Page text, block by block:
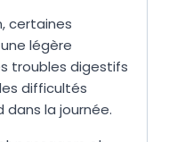
certaines
légère
troubles digestifs
difficultés
dans la journée.